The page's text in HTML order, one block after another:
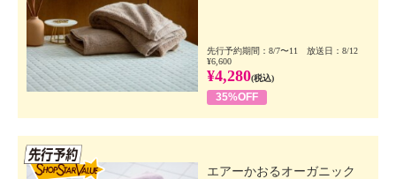
先行予約期間：8/7〜11 放送日：8/12
¥6,600
¥4,280(税込)
35%OFF
エアーかおるオーガニック